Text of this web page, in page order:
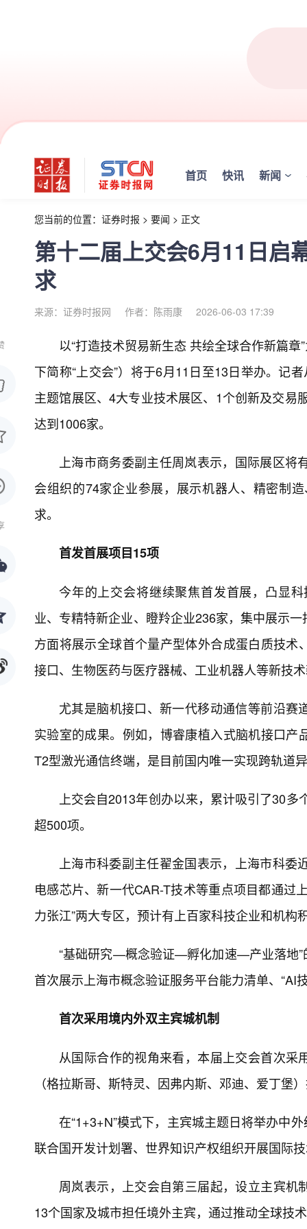
首页 快讯 新闻
您当前的位置： 证券时报 > 要闻 > 正文
第十二届上交会6月11日启
求
来源：证券时报网 作者：陈雨康 2026-06-03 17:39
以“打造技术贸易新生态 共绘全球合作新篇
下简称“上交会”）将于6月11日至13日举办。记
主题馆展区、4大专业技术展区、1个创新及交易
达到1006家。
上海市商务委副主任周岚表示，国际展区
会组织的74家企业参展，展示机器人、精密制
求。
首发首展项目15项
今年的上交会将继续聚焦首发首展，凸显
业、专精特新企业、瞪羚企业236家，集中展示
方面将展示全球首个量产型体外合成蛋白质技
接口、生物医药与医疗器械、工业机器人等新技
尤其是脑机接口、新一代移动通信等前沿
实验室的成果。例如，博睿康植入式脑机接口
T2型激光通信终端，是目前国内唯一实现跨轨道
上交会自2013年创办以来，累计吸引了30
超500项。
上海市科委副主任翟金国表示，上海市科
电感芯片、新一代CAR-T技术等重点项目都通过
力张江”两大专区，预计有上百家科技企业和机构
“基础研究—概念验证—孵化加速—产业落地”
首次展示上海市概念验证服务平台能力清单、“AI
首次采用境内外双主宾城机制
从国际合作的视角来看，本届上交会首次
（格拉斯哥、斯特灵、因弗内斯、邓迪、爱丁堡
在“1+3+N”模式下，主宾城主题日将举办中
联合国开发计划署、世界知识产权组织开展国际
周岚表示，上交会自第三届起，设立主宾
13个国家及城市担任境外主宾，通过推动全球技